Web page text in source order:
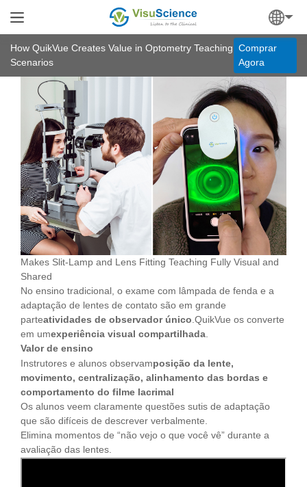
How QuikVue Creates Value in Optometry Teaching
Scenarios
Comprar
Agora
Makes Slit-Lamp and Lens Fitting Teaching Fully Visual and
Shared
No ensino tradicional, o exame com lâmpada de fenda e a
adaptação de lentes de contato são em grande
parteatividades de observador único .QuikVue os converte
em umexperiência visual compartilhada
Valor de ensino
Instrutores e alunos observamposição da lente,
movimento, centralização, alinhamento das bordas e
comportamento do filme lacrimal
Os alunos veem claramente questões sutis de adaptação
que são difíceis de descrever verbalmente.
Elimina momentos de “não vejo o que você vê” durante a
avaliação das lentes.